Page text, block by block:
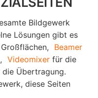
Bildgewerk
Lösungen gibt es
Beamer
Videomixer für die
die Übertragung.
diese Seiten